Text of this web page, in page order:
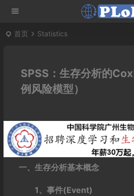
首页 Statistics
SPSS：生存分析的
例风险模型）
一、生存分析基本概念
1、事件(Event)